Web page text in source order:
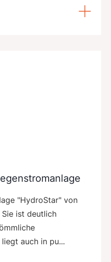
"HydroStar" von
ist deutlich
auch in pu...